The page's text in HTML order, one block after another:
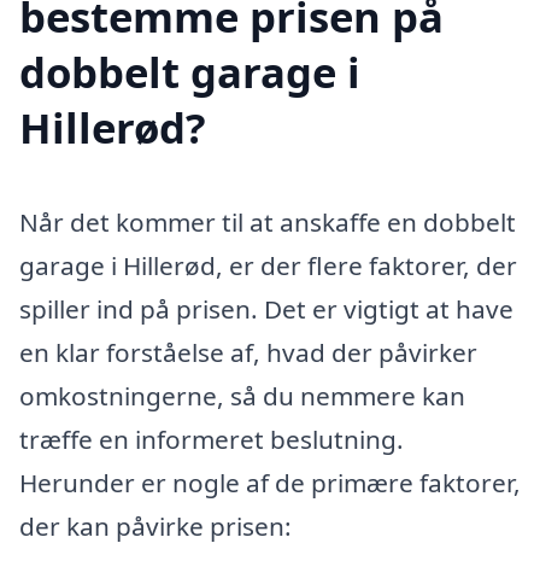
bestemme prisen på
dobbelt garage i
Hillerød?
Når det kommer til at anskaffe en dobbelt
garage i Hillerød, er der flere faktorer, der
spiller ind på prisen. Det er vigtigt at have
en klar forståelse af, hvad der påvirker
omkostningerne, så du nemmere kan
træffe en informeret beslutning.
Herunder er nogle af de primære faktorer,
der kan påvirke prisen: